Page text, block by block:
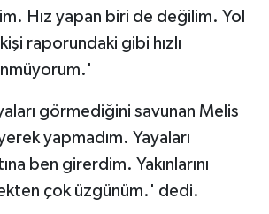
Hız yapan biri de değilim. Yol
raporundaki gibi hızlı
görmediğini savunan Melis
yapmadım. Yayaları
ben girerdim. Yakınlarını
çok üzgünüm.' dedi.